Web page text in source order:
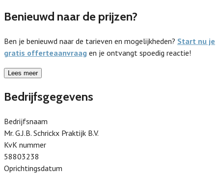
Benieuwd naar de prijzen?
Ben je benieuwd naar de tarieven en mogelijkheden? Start nu je
gratis offerteaanvraag en je ontvangt spoedig reactie!
Lees meer
Bedrijfsgegevens
Bedrijfsnaam
Mr. G.J.B. Schrickx Praktijk B.V.
KvK nummer
58803238
Oprichtingsdatum